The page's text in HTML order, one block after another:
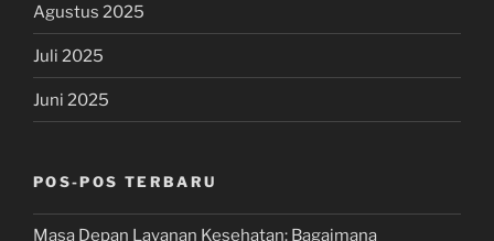
Agustus 2025
Juli 2025
Juni 2025
POS-POS TERBARU
Masa Depan Layanan Kesehatan: Bagaimana